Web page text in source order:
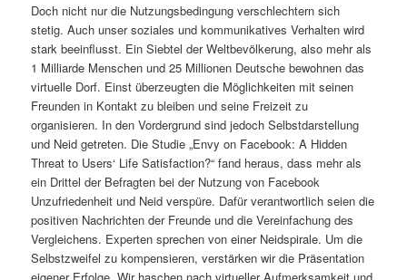
Doch nicht nur die Nutzungsbedingung verschlechtern sich
stetig. Auch unser soziales und kommunikatives Verhalten wird
stark beeinflusst. Ein Siebtel der Weltbevölkerung, also mehr als
1 Milliarde Menschen und 25 Millionen Deutsche bewohnen das
virtuelle Dorf. Einst überzeugten die Möglichkeiten mit seinen
Freunden in Kontakt zu bleiben und seine Freizeit zu
organisieren. In den Vordergrund sind jedoch Selbstdarstellung
und Neid getreten. Die Studie „Envy on Facebook: A Hidden
Threat to Users‘ Life Satisfaction?“ fand heraus, dass mehr als
ein Drittel der Befragten bei der Nutzung von Facebook
Unzufriedenheit und Neid verspüre. Dafür verantwortlich seien die
positiven Nachrichten der Freunde und die Vereinfachung des
Vergleichens. Experten sprechen von einer Neidspirale. Um die
Selbstzweifel zu kompensieren, verstärken wir die Präsentation